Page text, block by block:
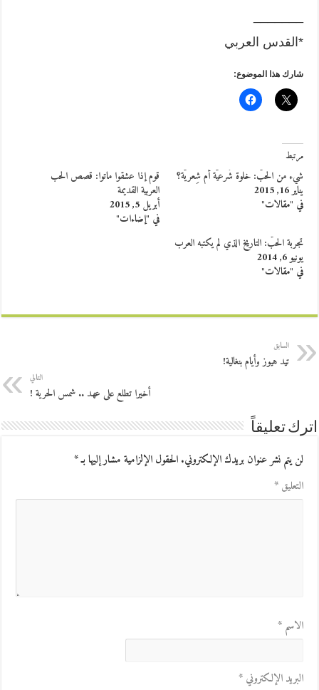
*القدس العربي
شارك هذا الموضوع:
مرتبط
شيء من الحبّ: خلوة شَرعيّة أم شِعريّة؟
يناير 16, 2015
في "مقالات"
قوم إذا عشقوا ماتوا: قصص الحب
العربية القديمة
أبريل 5, 2015
في "إضاءات"
تجربة الحبّ: التاريخ الذي لم يكتبه العرب
يونيو 6, 2014
في "مقالات"
السابق
تيد هيوز وأيام بنغالية!
التالي
أخيرا تطلع على عهد .. شمس الحرية !
اترك تعليقاً
لن يتم نشر عنوان بريدك الإلكتروني.الحقول الإلزامية مشار إليها بـ*
التعليق*
الاسم*
البريد الإلكتروني*